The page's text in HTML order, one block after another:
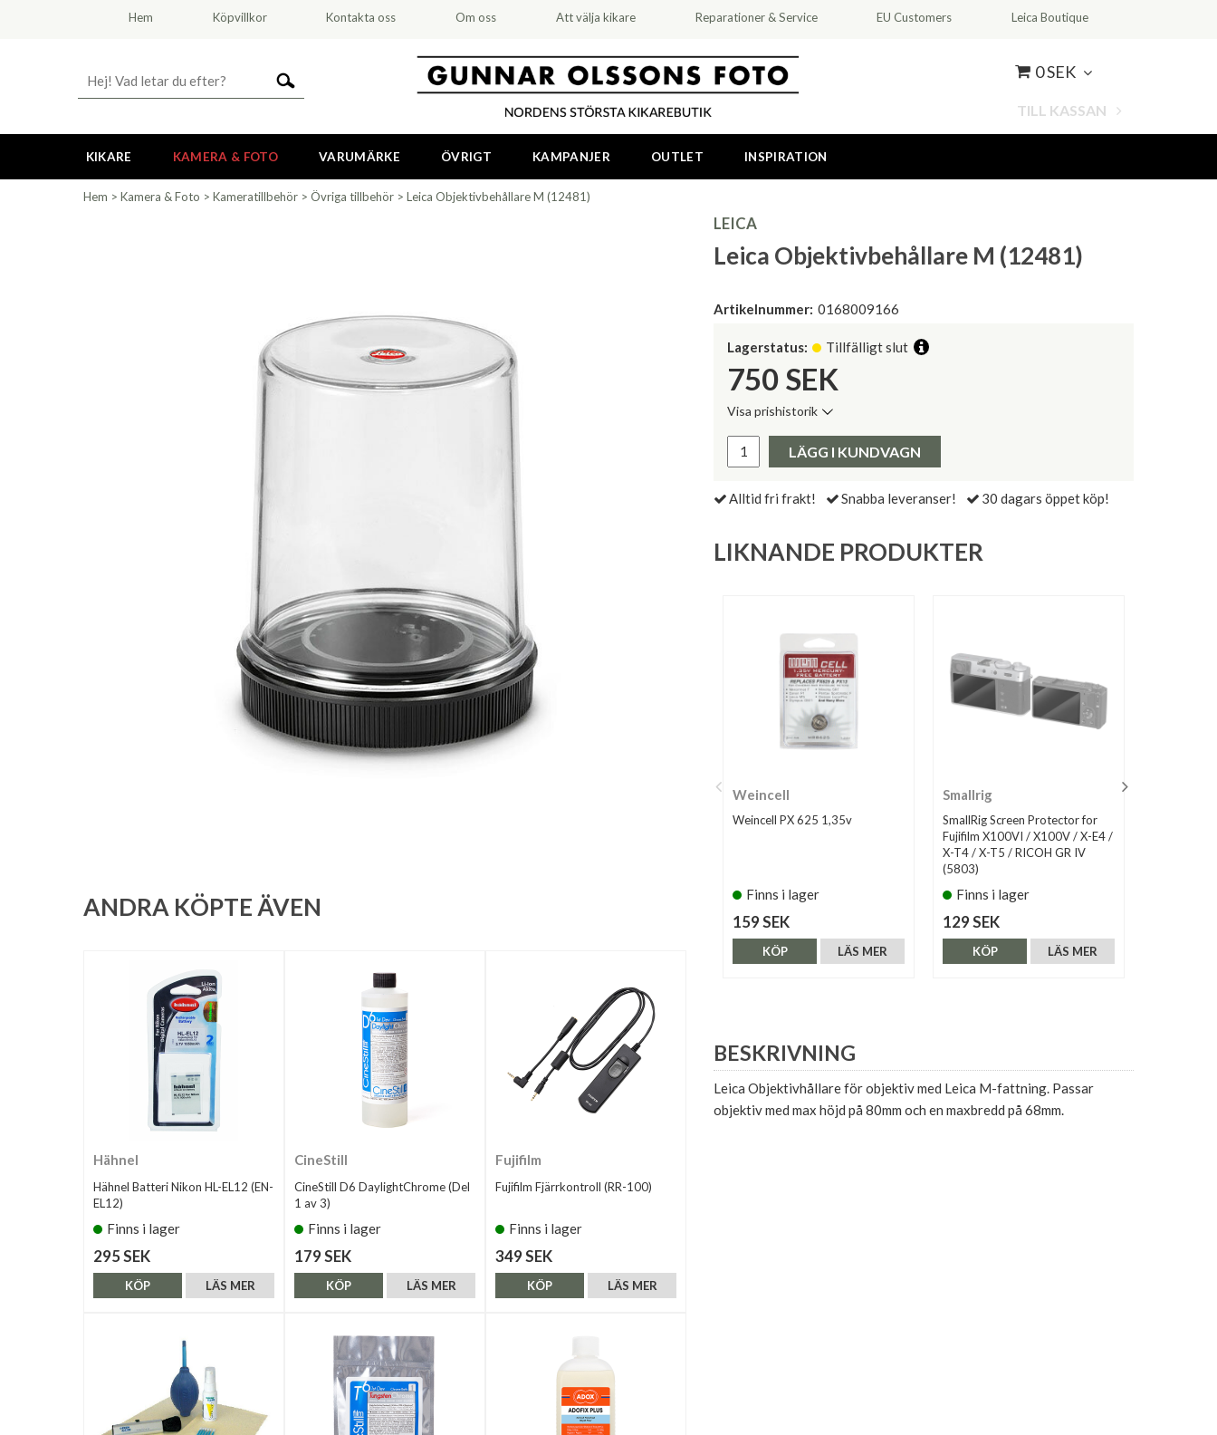
Hem Köpvillkor Kontakta oss Om oss Att välja kikare Reparationer & Service EU Customers Leica Boutique
0 SEK
TILL KASSAN
KIKARE KAMERA & FOTO VARUMÄRKE ÖVRIGT KAMPANJER OUTLET INSPIRATION
Hem > Kamera & Foto > Kameratillbehör > Övriga tillbehör > Leica Objektivbehållare M (12481)
LEICA
Leica Objektivbehållare M (12481)
Artikelnummer: 0168009166
Lagerstatus: Tillfälligt slut
750 SEK
Visa prishistorik
Pris:
LÄGG I KUNDVAGN
Alltid fri frakt! Snabba leveranser! 30 dagars öppet köp!
LIKNANDE PRODUKTER
Weincell
Weincell PX 625 1,35v
Finns i lager
159 SEK
LÄS MER
KÖP
Smallrig
SmallRig Screen Protector for
Fujifilm X100VI / X100V / X-E4 /
X-T4 / X-T5 / RICOH GR IV
(5803)
Finns i lager
129 SEK
LÄS MER
KÖP
BESKRIVNING
Leica Objektivhållare för objektiv med Leica M-fattning. Passar
objektiv med max höjd på 80mm och en maxbredd på 68mm.
ANDRA KÖPTE ÄVEN
Hähnel
Hähnel Batteri Nikon HL-EL12 (EN-
EL12)
Finns i lager
295 SEK
LÄS MER
KÖP
CineStill
CineStill D6 DaylightChrome (Del
1 av 3)
Finns i lager
179 SEK
LÄS MER
KÖP
Fujifilm
Fujifilm Fjärrkontroll (RR-100)
Finns i lager
349 SEK
LÄS MER
KÖP